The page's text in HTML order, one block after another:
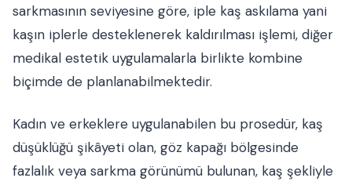
sarkmasının seviyesine göre, iple kaş askılama yani
kaşın iplerle desteklenerek kaldırılması işlemi, diğer
medikal estetik uygulamalarla birlikte kombine
biçimde de planlanabilmektedir.
Kadın ve erkeklere uygulanabilen bu prosedür, kaş
düşüklüğü şikâyeti olan, göz kapağı bölgesinde
fazlalık veya sarkma görünümü bulunan, kaş şekliyle